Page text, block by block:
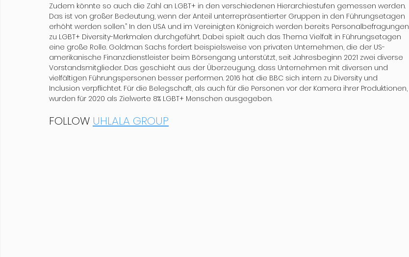
Zudem könnte so auch die Zahl an LGBT+ in den verschiedenen Hierarchiestufen gemessen werden.
Das ist von großer Bedeutung, wenn der Anteil unterrepräsentierter Gruppen in den Führungsetagen
erhöht werden sollen.” In den USA und im Vereinigten Königreich werden bereits Personalbefragungen
zu LGBT+ Diversity-Merkmalen durchgeführt. Dabei spielt auch das Thema Vielfalt in Führungsetagen
eine große Rolle. Goldman Sachs fordert beispielsweise von privaten Unternehmen, die der US-
amerikanische Finanzdienstleister beim Börsengang unterstützt, seit Jahresbeginn 2021 zwei diverse
Vorstandsmitglieder. Das geschieht aus der Überzeugung, dass Unternehmen mit diversen und
vielfältigen Führungspersonen besser performen. 2016 hat die BBC sich intern zu Diversity und
Inclusion verpflichtet. Für die Belegschaft, als auch für die Personen vor der Kamera ihrer Produktionen,
wurden für 2020 als Zielwerte 8% LGBT+ Menschen ausgegeben.
FOLLOW UHLALA GROUP